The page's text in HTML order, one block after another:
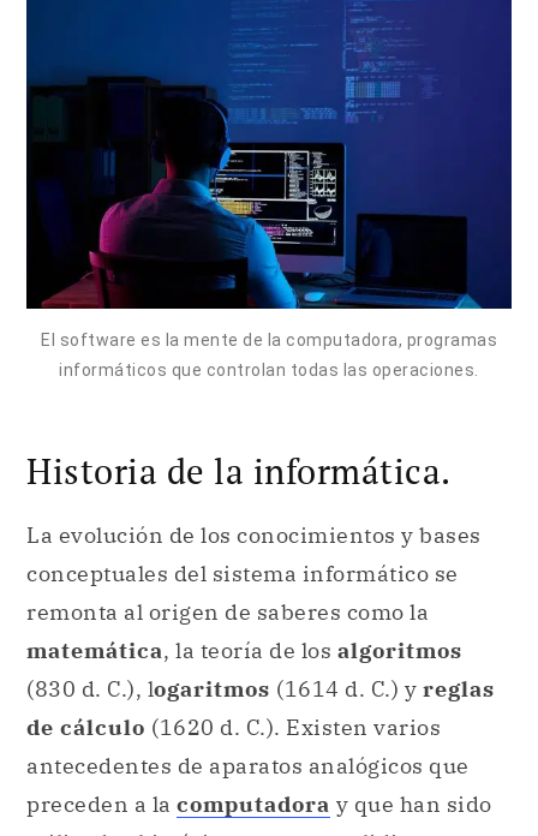
El software es la mente de la computadora, programas
informáticos que controlan todas las operaciones.
Historia de la informática.
remonta al origen de saberes como la
(830 d. C.), logaritmos(1614 d. C.) yreglas
de cálculo(1620 d. C.). Existen varios
antecedentes de aparatos analógicos que
preceden a lacomputadora y que han sido
utilizados históricamente para lidiar con
grandes volúmenes de información. Por
ejemplo, elábaco, que desde el año 500 a. C.
fue aprovechado por antiguas civilizaciones